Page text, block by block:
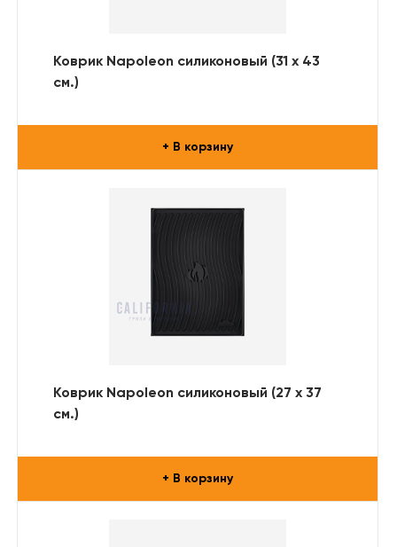
Коврик Napoleon силиконовый (31 х 43
см.)
+ В корзину
Коврик Napoleon силиконовый (27 х 37
см.)
+ В корзину